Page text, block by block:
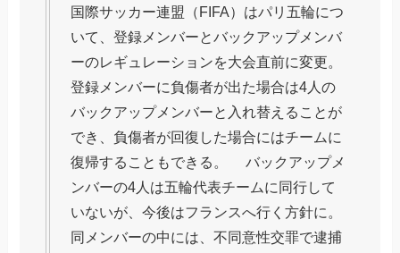
国際サッカー連盟（FIFA）はパリ五輪につ
いて、登録メンバーとバックアップメンバ
ーのレギュレーションを大会直前に変更。
登録メンバーに負傷者が出た場合は4人の
バックアップメンバーと入れ替えることが
でき、負傷者が回復した場合にはチームに
復帰することもできる。 バックアップメ
ンバーの4人は五輪代表チームに同行して
いないが、今後はフランスへ行く方針に。
同メンバーの中には、不同意性交罪で逮捕